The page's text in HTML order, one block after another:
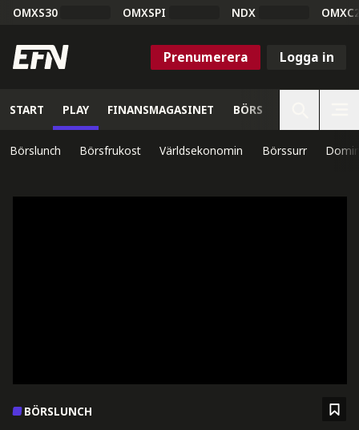
OMXS30 OMXSPI NDX
Prenumerera Logga in
START PLAY FINANSMAGASINET BÖRS
Börslunch Börsfrukost Världsekonomin Börssurr
BÖRSLUNCH